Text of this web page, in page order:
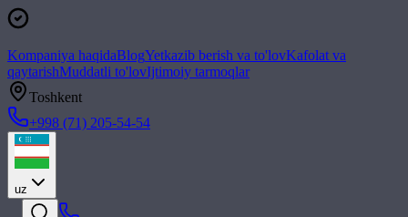
Kompaniya haqidaBlogYetkazib berish va to'lovKafolat va
qaytarishMuddatli to'lovIjtimoiy tarmoqlar
Toshkent
+998 (71) 205-54-54
uz